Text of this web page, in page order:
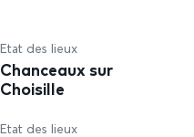
Etat des lieux
Chanceaux sur
Choisille
Etat des lieux